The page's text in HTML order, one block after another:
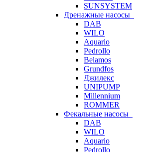
SUNSYSTEM
Дренажные насосы
DAB
WILO
Aquario
Pedrollo
Belamos
Grundfos
Джилекс
UNIPUMP
Millennium
ROMMER
Фекальные насосы
DAB
WILO
Aquario
Pedrollo